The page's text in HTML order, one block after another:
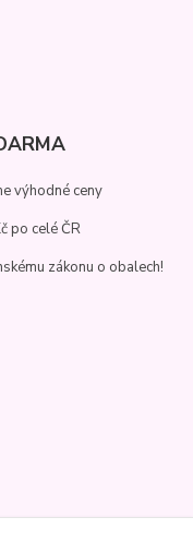
výhodné ceny
po celé ČR
zákonu o obalech!